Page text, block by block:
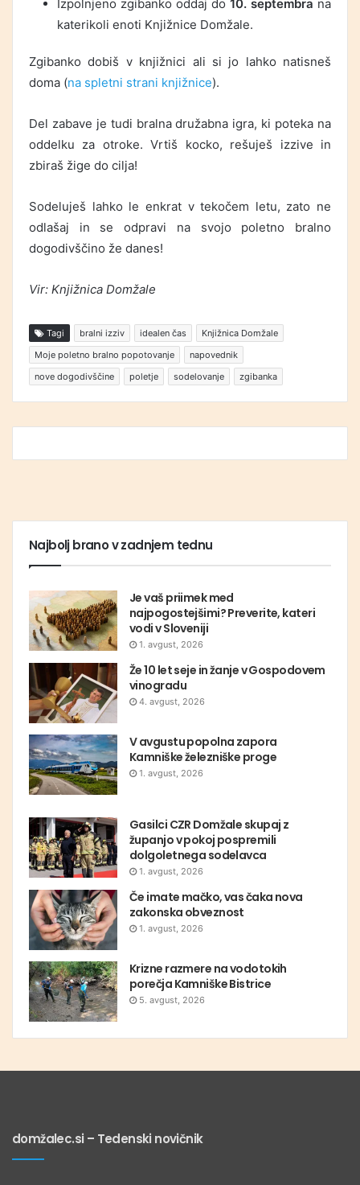
Izpolnjeno zgibanko oddaj do 10. septembra na
katerikoli enoti Knjižnice Domžale.
Zgibanko dobiš v knjižnici ali si jo lahko natisneš
doma (na spletni strani knjižnice).
Del zabave je tudi bralna družabna igra, ki poteka na
oddelku za otroke. Vrtiš kocko, rešuješ izzive in
zbiraš žige do cilja!
Sodeluješ lahko le enkrat v tekočem letu, zato ne
odlašaj in se odpravi na svojo poletno bralno
dogodivščino že danes!
Vir: Knjižnica Domžale
Tagi bralni izziv idealen čas
Knjižnica Domžale
Moje poletno bralno popotovanje
napovednik
nove dogodivščine
poletje sodelovanje zgibanka
Najbolj brano v zadnjem tednu
Je vaš priimek med
najpogostejšimi? Preverite, kateri
vodi v Sloveniji
1. avgust, 2026
Že 10 let seje in žanje v Gospodovem
vinogradu
4. avgust, 2026
V avgustu popolna zapora
Kamniške železniške proge
1. avgust, 2026
Gasilci CZR Domžale skupaj z
županjo v pokoj pospremili
dolgoletnega sodelavca
1. avgust, 2026
Če imate mačko, vas čaka nova
zakonska obveznost
1. avgust, 2026
Krizne razmere na vodotokih
porečja Kamniške Bistrice
5. avgust, 2026
domžalec.si – Tedenski novičnik